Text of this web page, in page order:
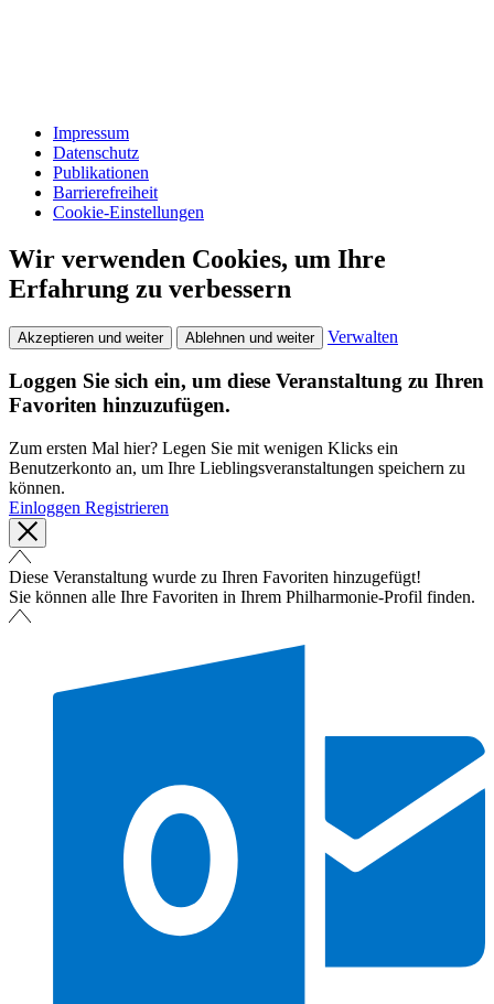
Impressum
Datenschutz
Publikationen
Barrierefreiheit
Cookie-Einstellungen
Wir verwenden Cookies, um Ihre
Erfahrung zu verbessern
Akzeptieren und weiter Ablehnen und weiter Verwalten
Loggen Sie sich ein, um diese Veranstaltung zu Ihren
Favoriten hinzuzufügen.
Zum ersten Mal hier? Legen Sie mit wenigen Klicks ein
Benutzerkonto an, um Ihre Lieblingsveranstaltungen speichern zu
können.
Einloggen Registrieren
Diese Veranstaltung wurde zu Ihren Favoriten hinzugefügt!
Sie können alle Ihre Favoriten in Ihrem Philharmonie-Profil finden.